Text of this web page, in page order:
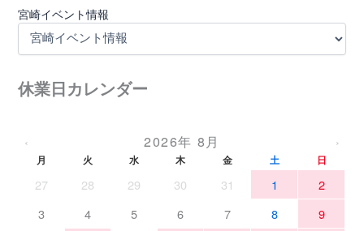
宮崎イベント情報
休業日カレンダー
‹ 2026年 8月 ›
月 火 水 木 金 土 日
27 28 29 30 31 1
2
3
4 5 6 7 8
9